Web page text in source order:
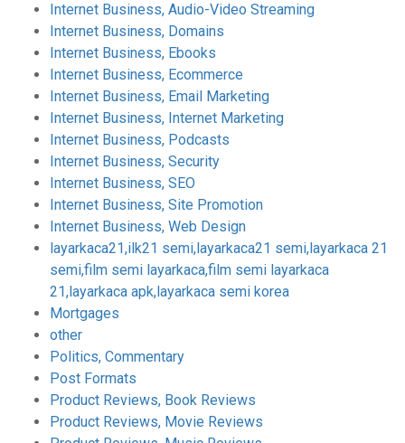
Internet Business, Audio-Video Streaming
Internet Business, Domains
Internet Business, Ebooks
Internet Business, Ecommerce
Internet Business, Email Marketing
Internet Business, Internet Marketing
Internet Business, Podcasts
Internet Business, Security
Internet Business, SEO
Internet Business, Site Promotion
Internet Business, Web Design
layarkaca21,ilk21 semi,layarkaca21 semi,layarkaca 21
semi,film semi layarkaca,film semi layarkaca
21,layarkaca apk,layarkaca semi korea
Mortgages
other
Politics, Commentary
Post Formats
Product Reviews, Book Reviews
Product Reviews, Movie Reviews